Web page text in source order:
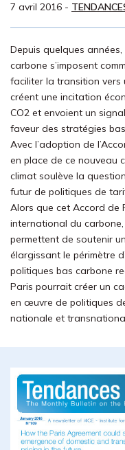
7 avril 2016 -
Depuis quelques
carbone s’imposent
faciliter la transition vers
créent une incitation
CO2 et envoient un
faveur des stratégies
Avec l’adoption de
en place de ce nouveau
climat soulève la
futur de politiques de
Alors que cet Accord de
international du
permettent de soutenir
élargissant le périmètre
politiques bas carbone
Paris pourrait créer un
en œuvre de politiques
nationale et